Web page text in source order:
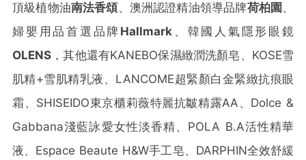
頂級植物油南法香頌、澳洲認證精油領導品牌荷柏園 、
婦嬰用品首選品牌 Hallmark 、韓國人氣隱形眼鏡
OLENS ，其他還有KANEBO保濕緻潤洗顏皂、KOSE雪
肌精+雪肌精乳液、LANCOME超緊顏白金緊緻抗痕眼
霜、SHISEIDO東京櫃莉薇特麗抗皺精露AA、Dolce &
Gabbana淺藍詠愛女性淡香精、POLA B.A活性精華
液、Espace Beaute H&W手工皂、DARPHIN全效舒緩